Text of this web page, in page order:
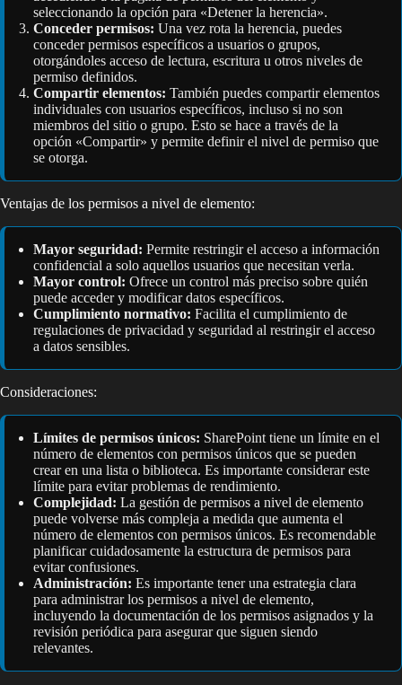
seleccionando la opción para «Detener la herencia».
Conceder permisos: Una vez rota la herencia, puedes
conceder permisos específicos a usuarios o grupos,
otorgándoles acceso de lectura, escritura u otros niveles de
permiso definidos.
Compartir elementos: También puedes compartir elementos
individuales con usuarios específicos, incluso si no son
miembros del sitio o grupo. Esto se hace a través de la
opción «Compartir» y permite definir el nivel de permiso que
se otorga.
Ventajas de los permisos a nivel de elemento:
Mayor seguridad: Permite restringir el acceso a información
confidencial a solo aquellos usuarios que necesitan verla.
Mayor control: Ofrece un control más preciso sobre quién
puede acceder y modificar datos específicos.
Cumplimiento normativo: Facilita el cumplimiento de
regulaciones de privacidad y seguridad al restringir el acceso
a datos sensibles.
Consideraciones:
Límites de permisos únicos: SharePoint tiene un límite en el
número de elementos con permisos únicos que se pueden
crear en una lista o biblioteca. Es importante considerar este
límite para evitar problemas de rendimiento.
Complejidad: La gestión de permisos a nivel de elemento
puede volverse más compleja a medida que aumenta el
número de elementos con permisos únicos. Es recomendable
planificar cuidadosamente la estructura de permisos para
evitar confusiones.
Administración: Es importante tener una estrategia clara
para administrar los permisos a nivel de elemento,
incluyendo la documentación de los permisos asignados y la
revisión periódica para asegurar que siguen siendo
relevantes.